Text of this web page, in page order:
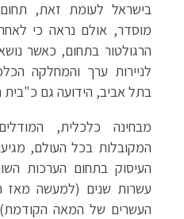
בישראל לעומת זאת, תחום
מוסדר, אולם נראה כי
הרגולטור בתחום, כאשר
לניירות ערך והמחלקה
בתל אביב, הידועה גם
מבחינה כלכלית,
המקובלות בכל העולם,
העיסוק בתחום הערכות
עשרות שנים (למעשה מאז
העשרים של המאה